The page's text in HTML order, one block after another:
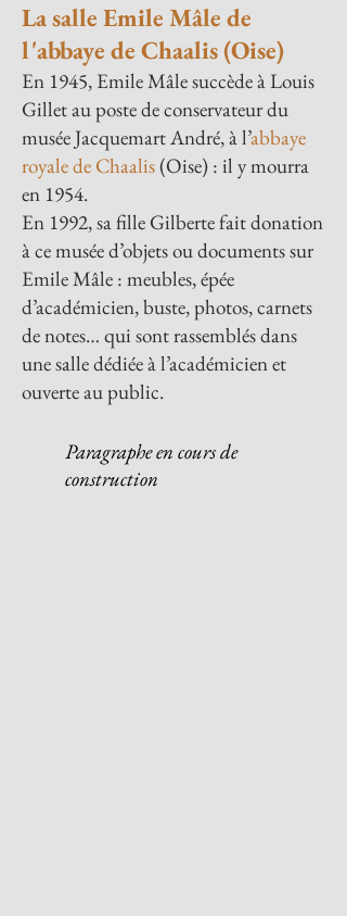
La salle Emile Mâle de
l'abbaye de Chaalis (Oise)
En 1945, Emile Mâle succède à Louis
Gillet au poste de conservateur du
musée Jacquemart André, à l’abbaye
royale de Chaalis(Oise) : il y mourra
en 1954.
En 1992, sa fille Gilberte fait donation
à ce musée d’objets ou documents sur
Emile Mâle : meubles, épée
d’académicien, buste, photos, carnets
de notes… qui sont rassemblés dans
une salle dédiée à l’académicien et
ouverte au public.
Paragraphe en cours de
construction